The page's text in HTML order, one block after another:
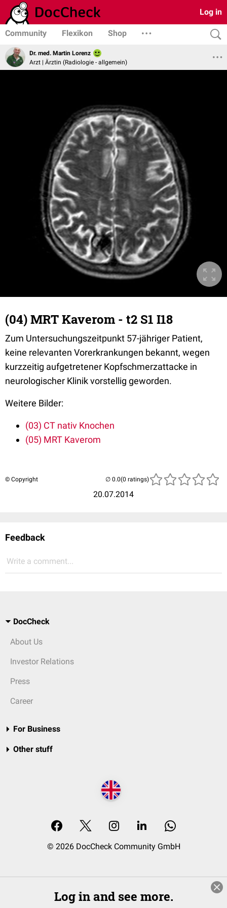
Log in
Community Flexikon Shop
Dr. med. Martin Lorenz
Arzt | Ärztin (Radiologie - allgemein)
(04) MRT Kaverom - t2 S1 I18
Zum Untersuchungszeitpunkt 57-jähriger Patient,
keine relevanten Vorerkrankungen bekannt, wegen
kurzzeitig aufgetretener Kopfschmerzattacke in
neurologischer Klinik vorstellig geworden.
Weitere Bilder:
(03) CT nativ Knochen
(05) MRT Kaverom
© Copyright
20.07.2014
(0 ratings)
Feedback
Write a comment...
DocCheck
About Us
Investor Relations
Press
Career
For Business
Other stuff
© 2026 DocCheck Community GmbH
Log in and see more.